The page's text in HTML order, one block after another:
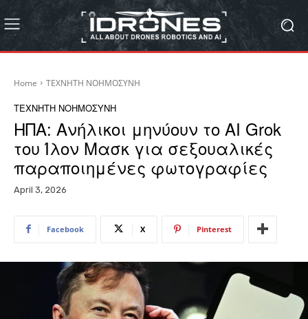
Home ΤΕΧΝΗΤΗ ΝΟΗΜΟΣΥΝΗ
ΤΕΧΝΗΤΗ ΝΟΗΜΟΣΥΝΗ
ΗΠΑ: Ανήλικοι μηνύουν το AI Grok
του Ίλον Μασκ για σεξουαλικές
παραποιημένες φωτογραφίες
April 3, 2026
Facebook X Pinterest